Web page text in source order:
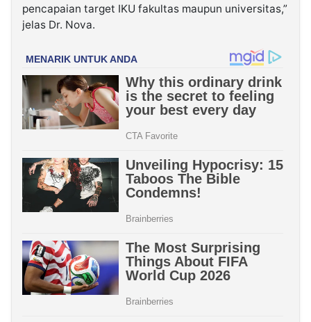
pencapaian target IKU fakultas maupun universitas,”
jelas Dr. Nova.